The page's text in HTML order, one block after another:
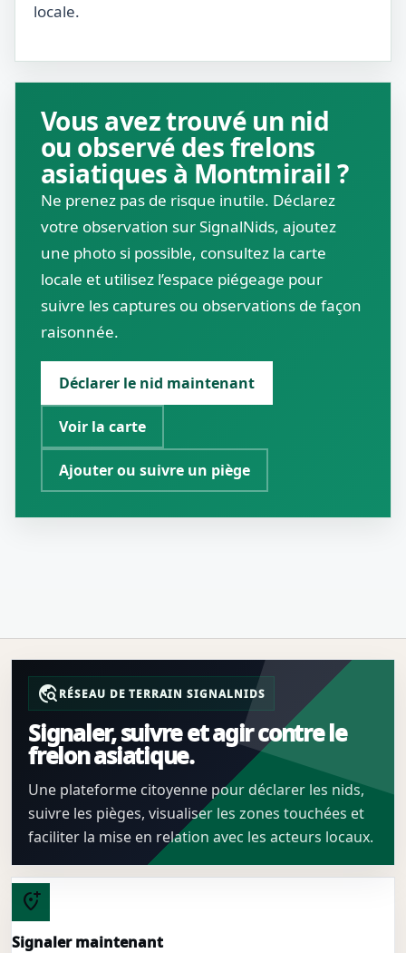
locale.
Vous avez trouvé un nid
ou observé des frelons
asiatiques à Montmirail ?
Ne prenez pas de risque inutile. Déclarez
votre observation sur SignalNids, ajoutez
une photo si possible, consultez la carte
locale et utilisez l’espace piégeage pour
suivre les captures ou observations de façon
raisonnée.
Déclarer le nid maintenant
Voir la carte
Ajouter ou suivre un piège
travel_exploreRÉSEAU DE TERRAIN SIGNALNIDS
Signaler, suivre et agir contre le
frelon asiatique.
Une plateforme citoyenne pour déclarer les nids,
suivre les pièges, visualiser les zones touchées et
faciliter la mise en relation avec les acteurs locaux.
add_location_alt
Signaler maintenant